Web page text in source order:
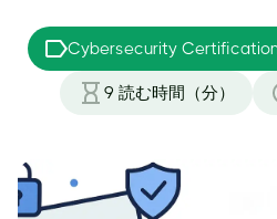
Cybersecurity
9 読む時間（分）